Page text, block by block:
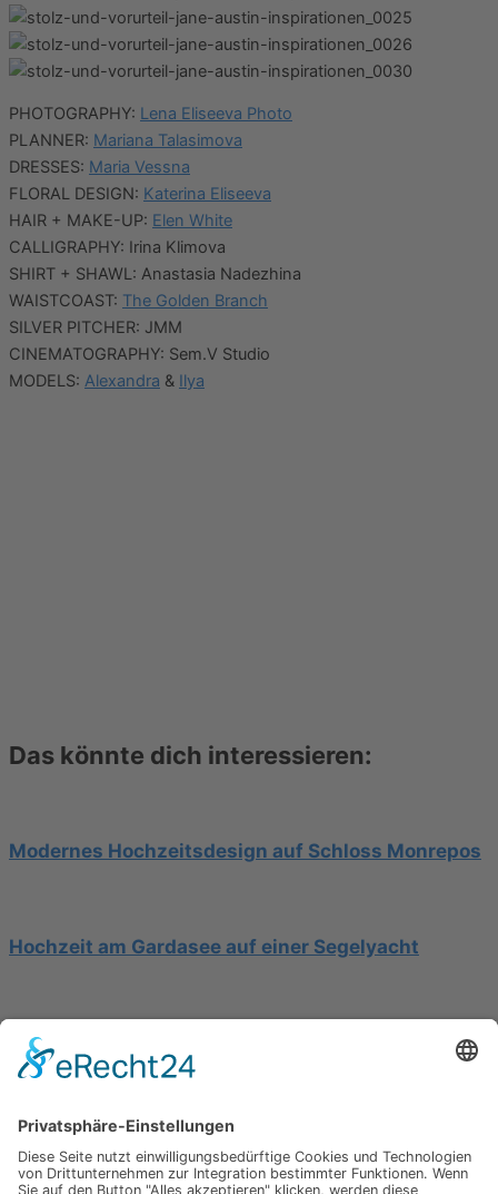
PHOTOGRAPHY: Lena Eliseeva Photo
PLANNER: Mariana Talasimova
DRESSES: Maria Vessna
FLORAL DESIGN: Katerina Eliseeva
HAIR + MAKE-UP: Elen White
CALLIGRAPHY: Irina Klimova
SHIRT + SHAWL: Anastasia Nadezhina
WAISTCOAST: The Golden Branch
SILVER PITCHER: JMM
CINEMATOGRAPHY: Sem.V Studio
MODELS: Alexandra & Ilya
Das könnte dich interessieren:
Modernes Hochzeitsdesign auf Schloss Monrepos
Hochzeit am Gardasee auf einer Segelyacht
Mediterrane Hochzeit unter Mimosen
Impressum
Werbung